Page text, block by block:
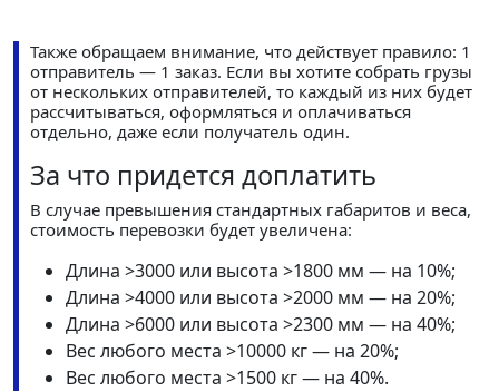
Также обращаем внимание, что действует правило: 1
отправитель — 1 заказ. Если вы хотите собрать грузы
от нескольких отправителей, то каждый из них будет
рассчитываться, оформляться и оплачиваться
отдельно, даже если получатель один.
За что придется доплатить
В случае превышения стандартных габаритов и веса,
стоимость перевозки будет увеличена:
Длина >3000 или высота >1800 мм — на 10%;
Длина >4000 или высота >2000 мм — на 20%;
Длина >6000 или высота >2300 мм — на 40%;
Вес любого места >10000 кг — на 20%;
Вес любого места >1500 кг — на 40%.